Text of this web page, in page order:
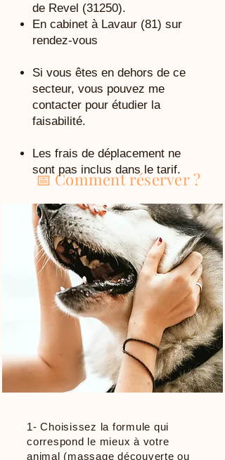
de Revel (31250).
En cabinet à Lavaur (81) sur
rendez-vous
Si vous êtes en dehors de ce
secteur, vous pouvez me
contacter pour étudier la
faisabilité.
Les frais de déplacement ne
sont pas inclus dans le tarif.
📅 Comment réserver ?
1- Choisissez la formule qui
correspond le mieux à votre
animal (massage découverte ou